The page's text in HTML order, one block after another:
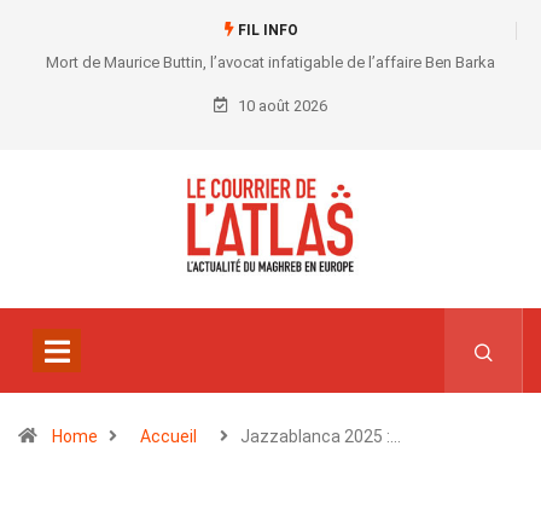
FIL INFO
Mort de Maurice Buttin, l’avocat infatigable de l’affaire Ben Barka
10 août 2026
Home Accueil Jazzablanca 2025 :…